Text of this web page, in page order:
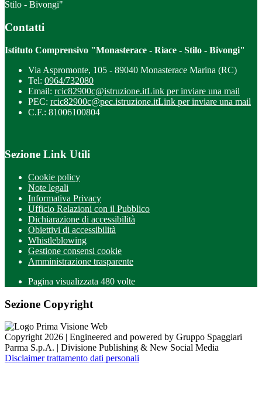
Stilo - Bivongi"
Contatti
Istituto Comprensivo "Monasterace - Riace - Stilo - Bivongi"
Via Aspromonte, 105 - 89040 Monasterace Marina (RC)
Tel: 0964/732080
Email: rcic82900c@istruzione.itLink per inviare una mail
PEC: rcic82900c@pec.istruzione.itLink per inviare una mail
C.F.: 81006100804
Sezione Link Utili
Cookie policy
Note legali
Informativa Privacy
Ufficio Relazioni con il Pubblico
Dichiarazione di accessibilità
Obiettivi di accessibilità
Whistleblowing
Gestione consensi cookie
Amministrazione trasparente
Pagina visualizzata 480 volte
Sezione Copyright
Copyright 2026 | Engineered and powered by Gruppo Spaggiari
Parma S.p.A. | Divisione Publishing & New Social Media
Disclaimer trattamento dati personali